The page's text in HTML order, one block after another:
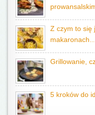
Z czym to się
makaronach…
Grillowanie,
5 kroków do